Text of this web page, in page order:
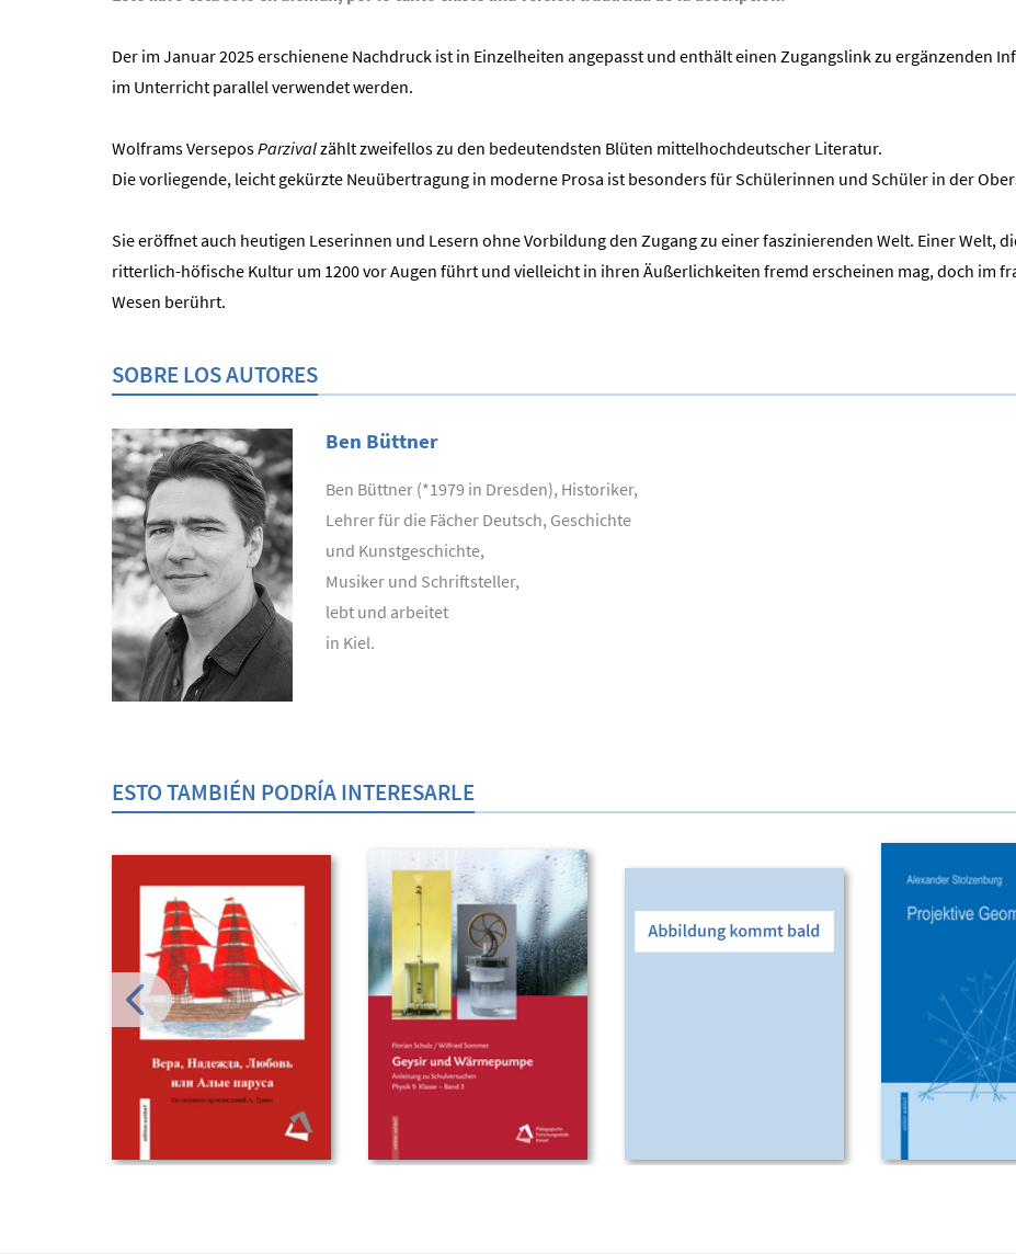
Der im Januar 2025 erschienene Nachdruck ist in Einzelheiten angepasst und enthält einen Zugangslink zu ergänzenden
im Unterricht parallel verwendet werden.
Wolframs VerseposParzivalzählt zweifellos zu den bedeutendsten Blüten mittelhochdeutscher Literatur.
Die vorliegende, leicht gekürzte Neuübertragung in moderne Prosa ist besonders für Schülerinnen und Schüler in der
Sie eröffnet auch heutigen Leserinnen und Lesern ohne Vorbildung den Zugang zu einer faszinierenden Welt. Einer Welt,
ritterlich-höfische Kultur um 1200 vor Augen führt und vielleicht in ihren Äußerlichkeiten fremd erscheinen mag, doch im
Wesen berührt.
SOBRE LOS AUTORES
Ben Büttner
Ben Büttner (*1979 in Dresden), Historiker,
Lehrer für die Fächer Deutsch, Geschichte
und Kunstgeschichte,
Musiker und Schriftsteller,
lebt und arbeitet
in Kiel.
ESTO TAMBIÉN PODRÍA INTERESARLE